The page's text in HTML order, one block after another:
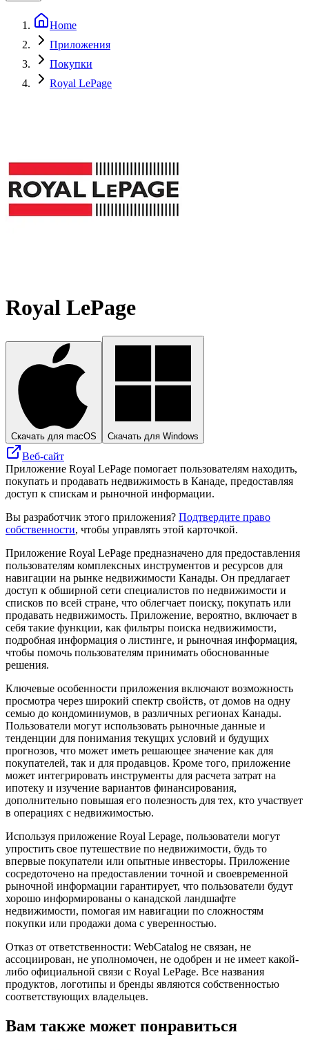
Home
Приложения
Покупки
Royal LePage
Royal LePage
Скачать для macOS Скачать для Windows
Веб-сайт
Приложение Royal LePage помогает пользователям находить,
покупать и продавать недвижимость в Канаде, предоставляя
доступ к спискам и рыночной информации.
Вы разработчик этого приложения? Подтвердите право
собственности, чтобы управлять этой карточкой.
Приложение Royal LePage предназначено для предоставления
пользователям комплексных инструментов и ресурсов для
навигации на рынке недвижимости Канады. Он предлагает
доступ к обширной сети специалистов по недвижимости и
списков по всей стране, что облегчает поиску, покупать или
продавать недвижимость. Приложение, вероятно, включает в
себя такие функции, как фильтры поиска недвижимости,
подробная информация о листинге, и рыночная информация,
чтобы помочь пользователям принимать обоснованные
решения.
Ключевые особенности приложения включают возможность
просмотра через широкий спектр свойств, от домов на одну
семью до кондоминиумов, в различных регионах Канады.
Пользователи могут использовать рыночные данные и
тенденции для понимания текущих условий и будущих
прогнозов, что может иметь решающее значение как для
покупателей, так и для продавцов. Кроме того, приложение
может интегрировать инструменты для расчета затрат на
ипотеку и изучение вариантов финансирования,
дополнительно повышая его полезность для тех, кто участвует
в операциях с недвижимостью.
Используя приложение Royal Lepage, пользователи могут
упростить свое путешествие по недвижимости, будь то
впервые покупатели или опытные инвесторы. Приложение
сосредоточено на предоставлении точной и своевременной
рыночной информации гарантирует, что пользователи будут
хорошо информированы о канадской ландшафте
недвижимости, помогая им навигации по сложностям
покупки или продажи дома с уверенностью.
Отказ от ответственности: WebCatalog не связан, не
ассоциирован, не уполномочен, не одобрен и не имеет какой-
либо официальной связи с Royal LePage. Все названия
продуктов, логотипы и бренды являются собственностью
соответствующих владельцев.
Вам также может понравиться